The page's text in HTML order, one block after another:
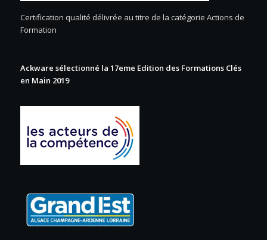
Certification qualité délivrée au titre de la catégorie Actions de
Formation
Ackware sélectionné la 17eme Edition des Formations Clés
en Main 2019